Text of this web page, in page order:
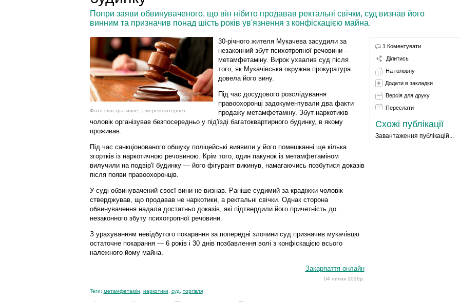
Попри заяви обвинуваченого, що він нібито продавав ректальні свічки, суд визнав його
винним та призначив понад шість років ув'язнення з конфіскацією майна.
Фото ілюстративне, з мережі інтернет
30-річного жителя Мукачева засудили за
незаконний збут психотропної речовини –
метамфетаміну. Вирок ухвалив суд після
того, як Мукачівська окружна прокуратура
довела його вину.
Під час досудового розслідування
правоохоронці задокументували два факти
продажу метамфетаміну. Збут наркотиків
чоловік організував безпосередньо у під'їзді багатоквартирного будинку, в якому
проживав.
Під час санкціонованого обшуку поліцейські виявили у його помешканні ще кілька
згортків із наркотичною речовиною. Крім того, один пакунок із метамфетаміном
вилучили на подвір'ї будинку — його фігурант викинув, намагаючись позбутися доказів
після появи правоохоронців.
У суді обвинувачений своєї вини не визнав. Раніше судимий за крадіжки чоловік
стверджував, що продавав не наркотики, а ректальні свічки. Однак сторона
обвинувачення надала достатньо доказів, які підтвердили його причетність до
незаконного збуту психотропної речовини.
З урахуванням невідбутого покарання за попередні злочини суд призначив мукачівцю
остаточне покарання — 6 років і 30 днів позбавлення волі з конфіскацією всього
належного йому майна.
Закарпаття онлайн
04 липня 2026р.
Теги: метамфетамін наркотики суд торгівля
1 Коментувати
Ділитись
На головну
Додати в закладки
Версія для друку
Переслати
Схожі публікації
Завантаження публікацій...